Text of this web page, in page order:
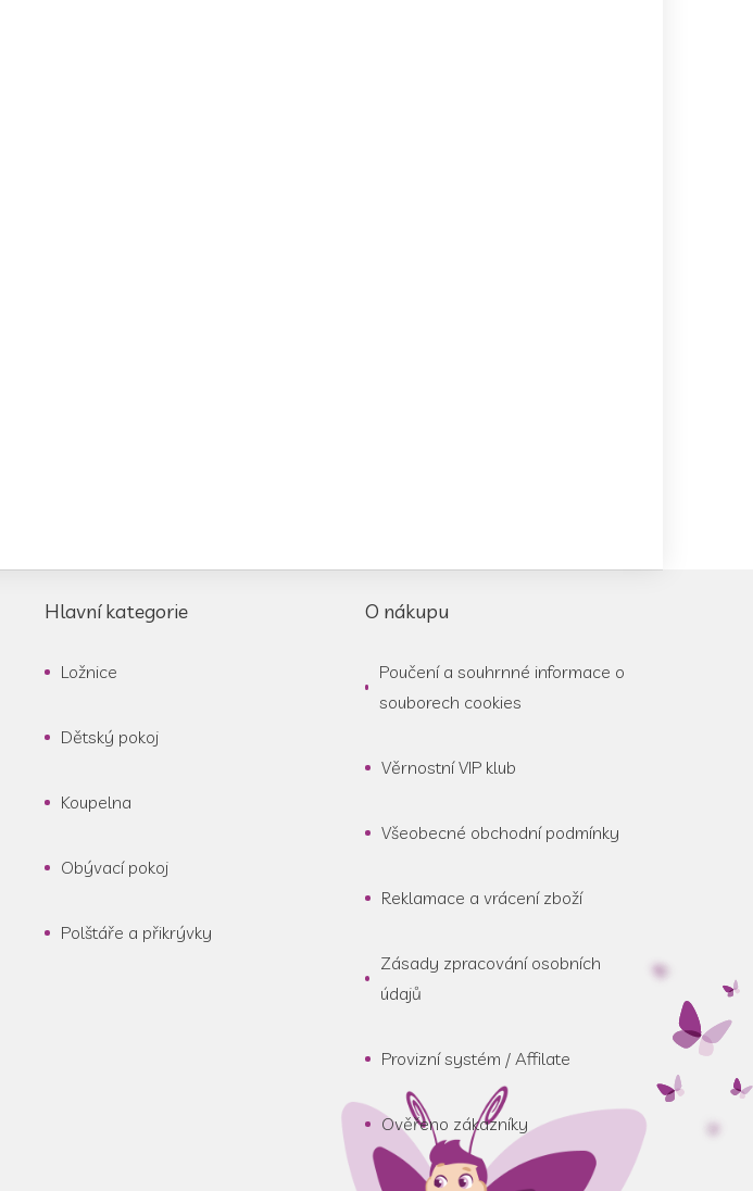
Hlavní kategorie
Ložnice
Dětský pokoj
Koupelna
Obývací pokoj
Polštáře a přikrývky
O nákupu
Poučení a souhrnné informace o
souborech cookies
Věrnostní VIP klub
Všeobecné obchodní podmínky
Reklamace a vrácení zboží
Zásady zpracování osobních
údajů
Provizní systém / Affilate
Ověřeno zákazníky